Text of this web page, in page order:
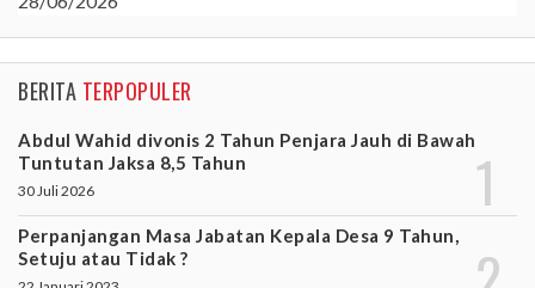
BERITA TERPOPULER
Abdul Wahid divonis 2 Tahun Penjara Jauh di Bawah
Tuntutan Jaksa 8,5 Tahun
30 Juli 2026
Perpanjangan Masa Jabatan Kepala Desa 9 Tahun,
Setuju atau Tidak ?